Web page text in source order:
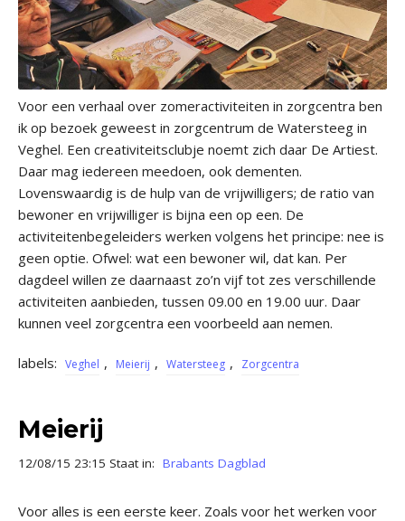
Voor een verhaal over zomeractiviteiten in zorgcentra ben
ik op bezoek geweest in zorgcentrum de Watersteeg in
Veghel. Een creativiteitsclubje noemt zich daar De Artiest.
Daar mag iedereen meedoen, ook dementen.
Lovenswaardig is de hulp van de vrijwilligers; de ratio van
bewoner en vrijwilliger is bijna een op een. De
activiteitenbegeleiders werken volgens het principe: nee is
geen optie. Ofwel: wat een bewoner wil, dat kan. Per
dagdeel willen ze daarnaast zo’n vijf tot zes verschillende
activiteiten aanbieden, tussen 09.00 en 19.00 uur. Daar
kunnen veel zorgcentra een voorbeeld aan nemen.
labels: Veghel , Meierij , Watersteeg , Zorgcentra
Meierij
12/08/15 23:15 Staat in: Brabants Dagblad
Voor alles is een eerste keer. Zoals voor het werken voor